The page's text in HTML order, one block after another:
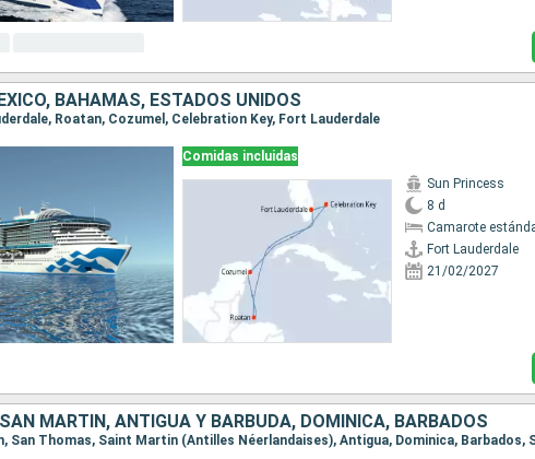
BAHAMAS, ESTADOS UNIDOS
Roatan, Cozumel, Celebration Key, Fort Lauderdale
Comidas incluidas
Sun Princess
8 d
Camarote
Fort Lauderdale
21/02/2027
MARTÍN, ANTIGUA Y BARBUDA, DOMINICA, BARBADOS